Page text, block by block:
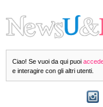
Ciao! Se vuoi da qui puoi
e interagire con gli altri utenti.